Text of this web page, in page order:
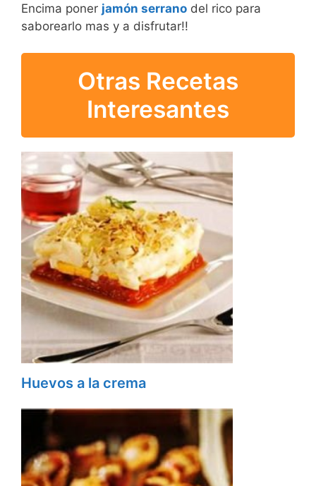
Encima poner jamón serrano del rico para
saborearlo mas y a disfrutar!!
Otras Recetas
Interesantes
Huevos a la crema